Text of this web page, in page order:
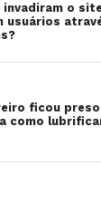
invadiram o
usuários
ficou
como